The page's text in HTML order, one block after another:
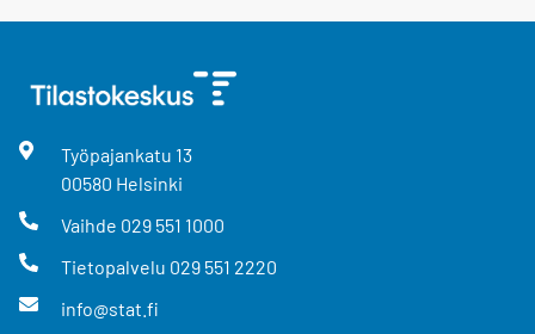
Työpajankatu 13
00580 Helsinki
Vaihde 029 551 1000
Tietopalvelu 029 551 2220
info@stat.fi